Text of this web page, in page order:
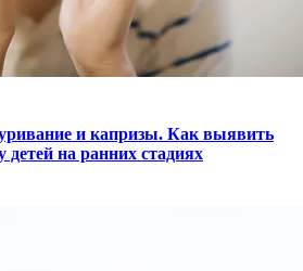
и капризы. Как выявить
детей на ранних стадиях